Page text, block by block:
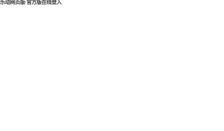
乐动网页版·官方版在线登入